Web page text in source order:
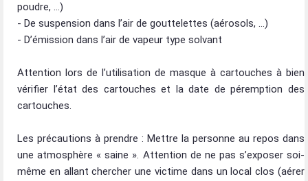
poudre, …)
- De suspension dans l’air de gouttelettes (aérosols, …)
- D’émission dans l’air de vapeur type solvant
Attention lors de l’utilisation de masque à cartouches à bien
vérifier l’état des cartouches et la date de péremption des
cartouches.
Les précautions à prendre : Mettre la personne au repos dans
une atmosphère « saine ». Attention de ne pas s’exposer soi-
même en allant chercher une victime dans un local clos (aérer